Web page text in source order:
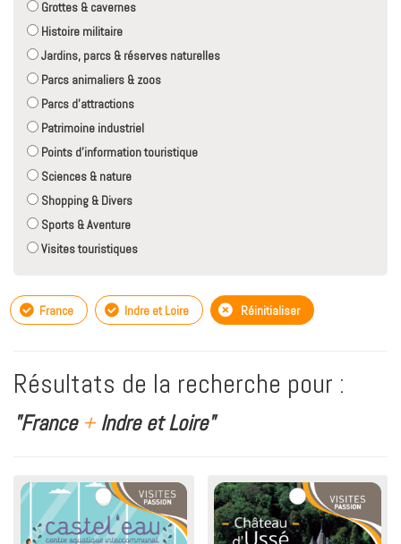
Grottes & cavernes
Histoire militaire
Jardins, parcs & réserves naturelles
Parcs animaliers & zoos
Parcs d'attractions
Patrimoine industriel
Points d'information touristique
Sciences & nature
Shopping & Divers
Sports & Aventure
Visites touristiques
France Indre et Loire Réinitialiser
Résultats de la recherche pour :
"France +Indre et Loire"